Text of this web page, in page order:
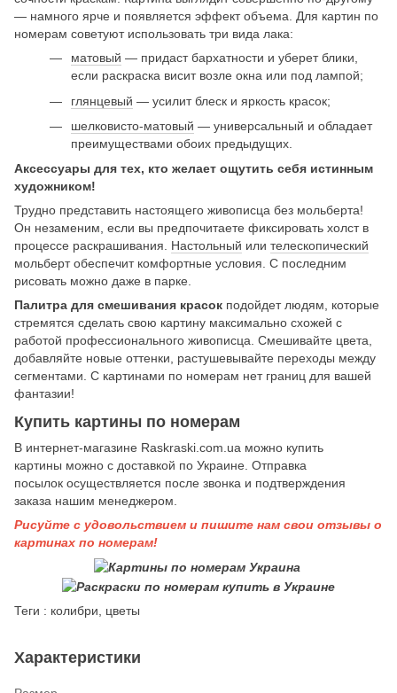
— намного ярче и появляется эффект объема. Для картин по
номерам советуют использовать три вида лака:
матовый — придаст бархатности и уберет блики,
если раскраска висит возле окна или под лампой;
глянцевый — усилит блеск и яркость красок;
шелковисто-матовый — универсальный и обладает
преимуществами обоих предыдущих.
Аксессуары для тех, кто желает ощутить себя истинным
художником!
Трудно представить настоящего живописца без мольберта!
Он незаменим, если вы предпочитаете фиксировать холст в
процессе раскрашивания. Настольный или телескопический
мольберт обеспечит комфортные условия. С последним
рисовать можно даже в парке.
Палитра для смешивания красок подойдет людям, которые
стремятся сделать свою картину максимально схожей с
работой профессионального живописца. Смешивайте цвета,
добавляйте новые оттенки, растушевывайте переходы между
сегментами. С картинами по номерам нет границ для вашей
фантазии!
Купить картины по номерам
В интернет-магазине Raskraski.com.ua можно купить
картины можно с доставкой по Украине. Отправка
посылок осуществляется после звонка и подтверждения
заказа нашим менеджером.
Рисуйте с удовольствием и пишите нам свои отзывы о
картинах по номерам!
Теги : колибри, цветы
Характеристики